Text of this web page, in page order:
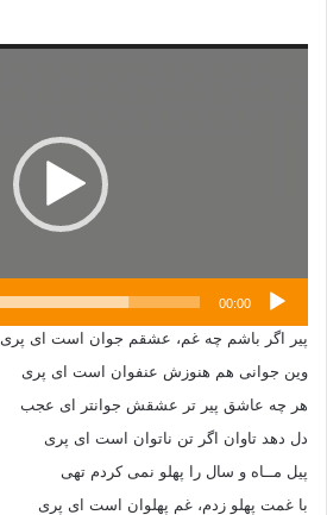
نمایشگر
00:00
پیر اگر باشم چه غم، عشقم جوان است ای پری
وین جوانی هم هنوزش عنفوان است ای پری
هر چه عاشق پیر تر عشقش جوانتر ای عجب
دل دهد تاوان اگر تن ناتوان است ای پری
پیل مــاه و سال را پهلو نمی کردم تهی
با غمت پهلو زدم، غم پهلوان است ای پری